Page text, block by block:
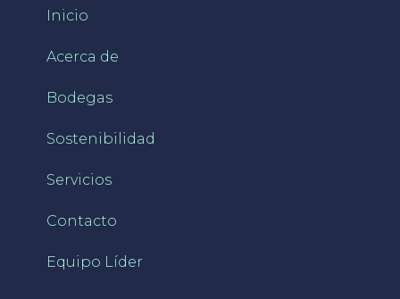
Inicio
Acerca de
Bodegas
Sostenibilidad
Servicios
Contacto
Equipo Líder